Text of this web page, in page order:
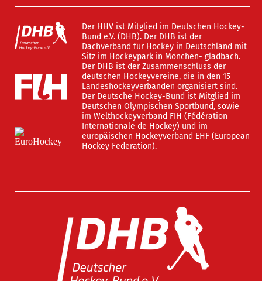
Der HHV ist Mitglied im Deutschen Hockey-
Bund e.V. (DHB). Der DHB ist der
Dachverband für Hockey in Deutschland mit
Sitz im Hockeypark in Mönchen- gladbach.
Der DHB ist der Zusammenschluss der
deutschen Hockeyvereine, die in den 15
Landeshockeyverbänden organisiert sind.
Der Deutsche Hockey-Bund ist Mitglied im
Deutschen Olympischen Sportbund, sowie
im Welthockeyverband FIH (Fédération
Internationale de Hockey) und im
europäischen Hockeyverband EHF (European
Hockey Federation).